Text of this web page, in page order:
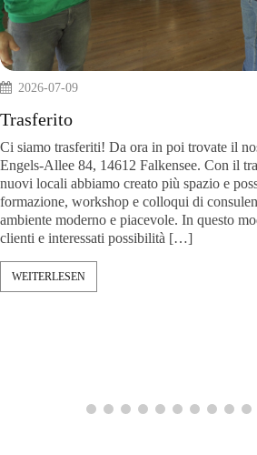
2026-07-09
Trasferito
Ci siamo trasferiti! Da ora in poi trovate il
Engels-Allee 84, 14612 Falkensee. Con il
nuovi locali abbiamo creato più spazio e
formazione, workshop e colloqui di
ambiente moderno e piacevole. In questo
clienti e interessati possibilità […]
WEITERLESEN